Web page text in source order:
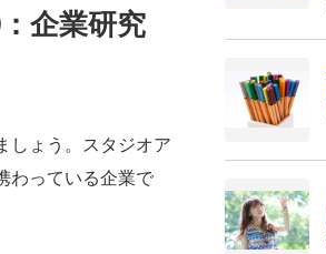
企業研究
しょう。スタジオア
わっている企業で